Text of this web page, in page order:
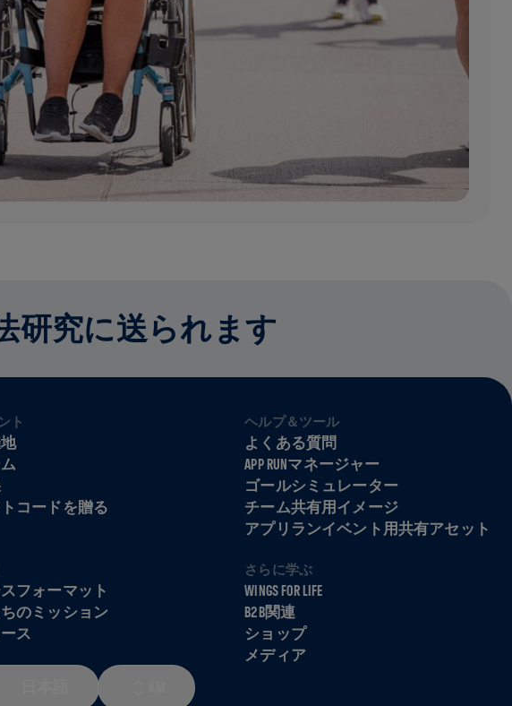
研究に送られます
ト
コードを贈る
ヘルプ＆ツール
よくある質問
APP RUNマネージャー
ゴールシミュレーター
チーム共有用イメージ
アプリランイベント用共有アセット
フォーマット
のミッション
ス
さらに学ぶ
WINGS FOR LIFE
B2B関連
ショップ
メディア